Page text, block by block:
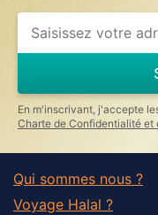
En m'inscrivant, j'accepte
Charte de Confidentialité et
Qui sommes nous ?
Voyage Halal ?